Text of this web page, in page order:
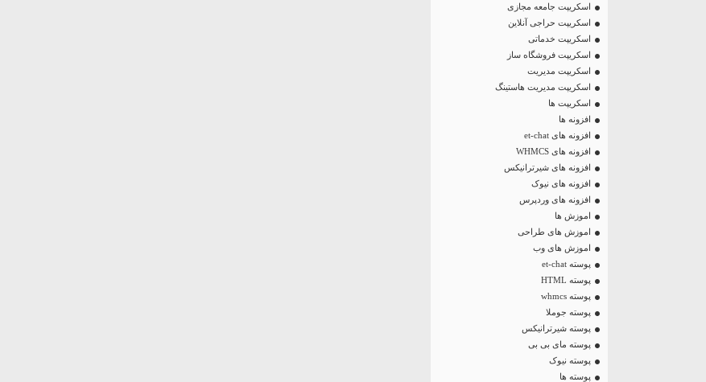
اسکریپت جامعه مجازی
اسکریپت حراجی آنلاین
اسکریپت خدماتی
اسکریپت فروشگاه ساز
اسکریپت مدیریت
اسکریپت مدیریت هاستینگ
اسکریپت ها
افزونه ها
افزونه های et-chat
افزونه های WHMCS
افزونه های شیرترانیکس
افزونه های نیوک
افزونه های وردپرس
اموزش ها
اموزش های طراحی
اموزش های وب
پوسته et-chat
پوسته HTML
پوسته whmcs
پوسته جوملا
پوسته شیرترانیکس
پوسته مای بی بی
پوسته نیوک
پوسته ها